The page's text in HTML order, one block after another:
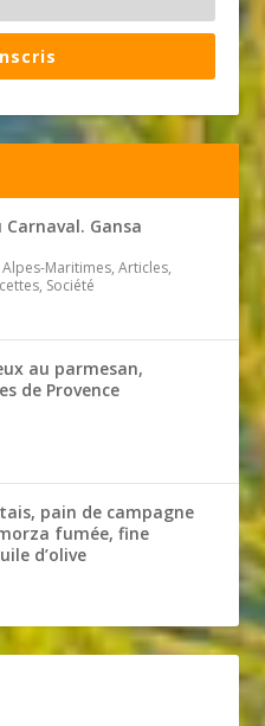
Carnaval. Gansa
Maritimes, Articles,
Société
au parmesan,
de Provence
pain de campagne
fumée, fine
d’olive